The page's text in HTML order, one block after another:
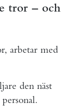
tror – och
arbetar med
den näst